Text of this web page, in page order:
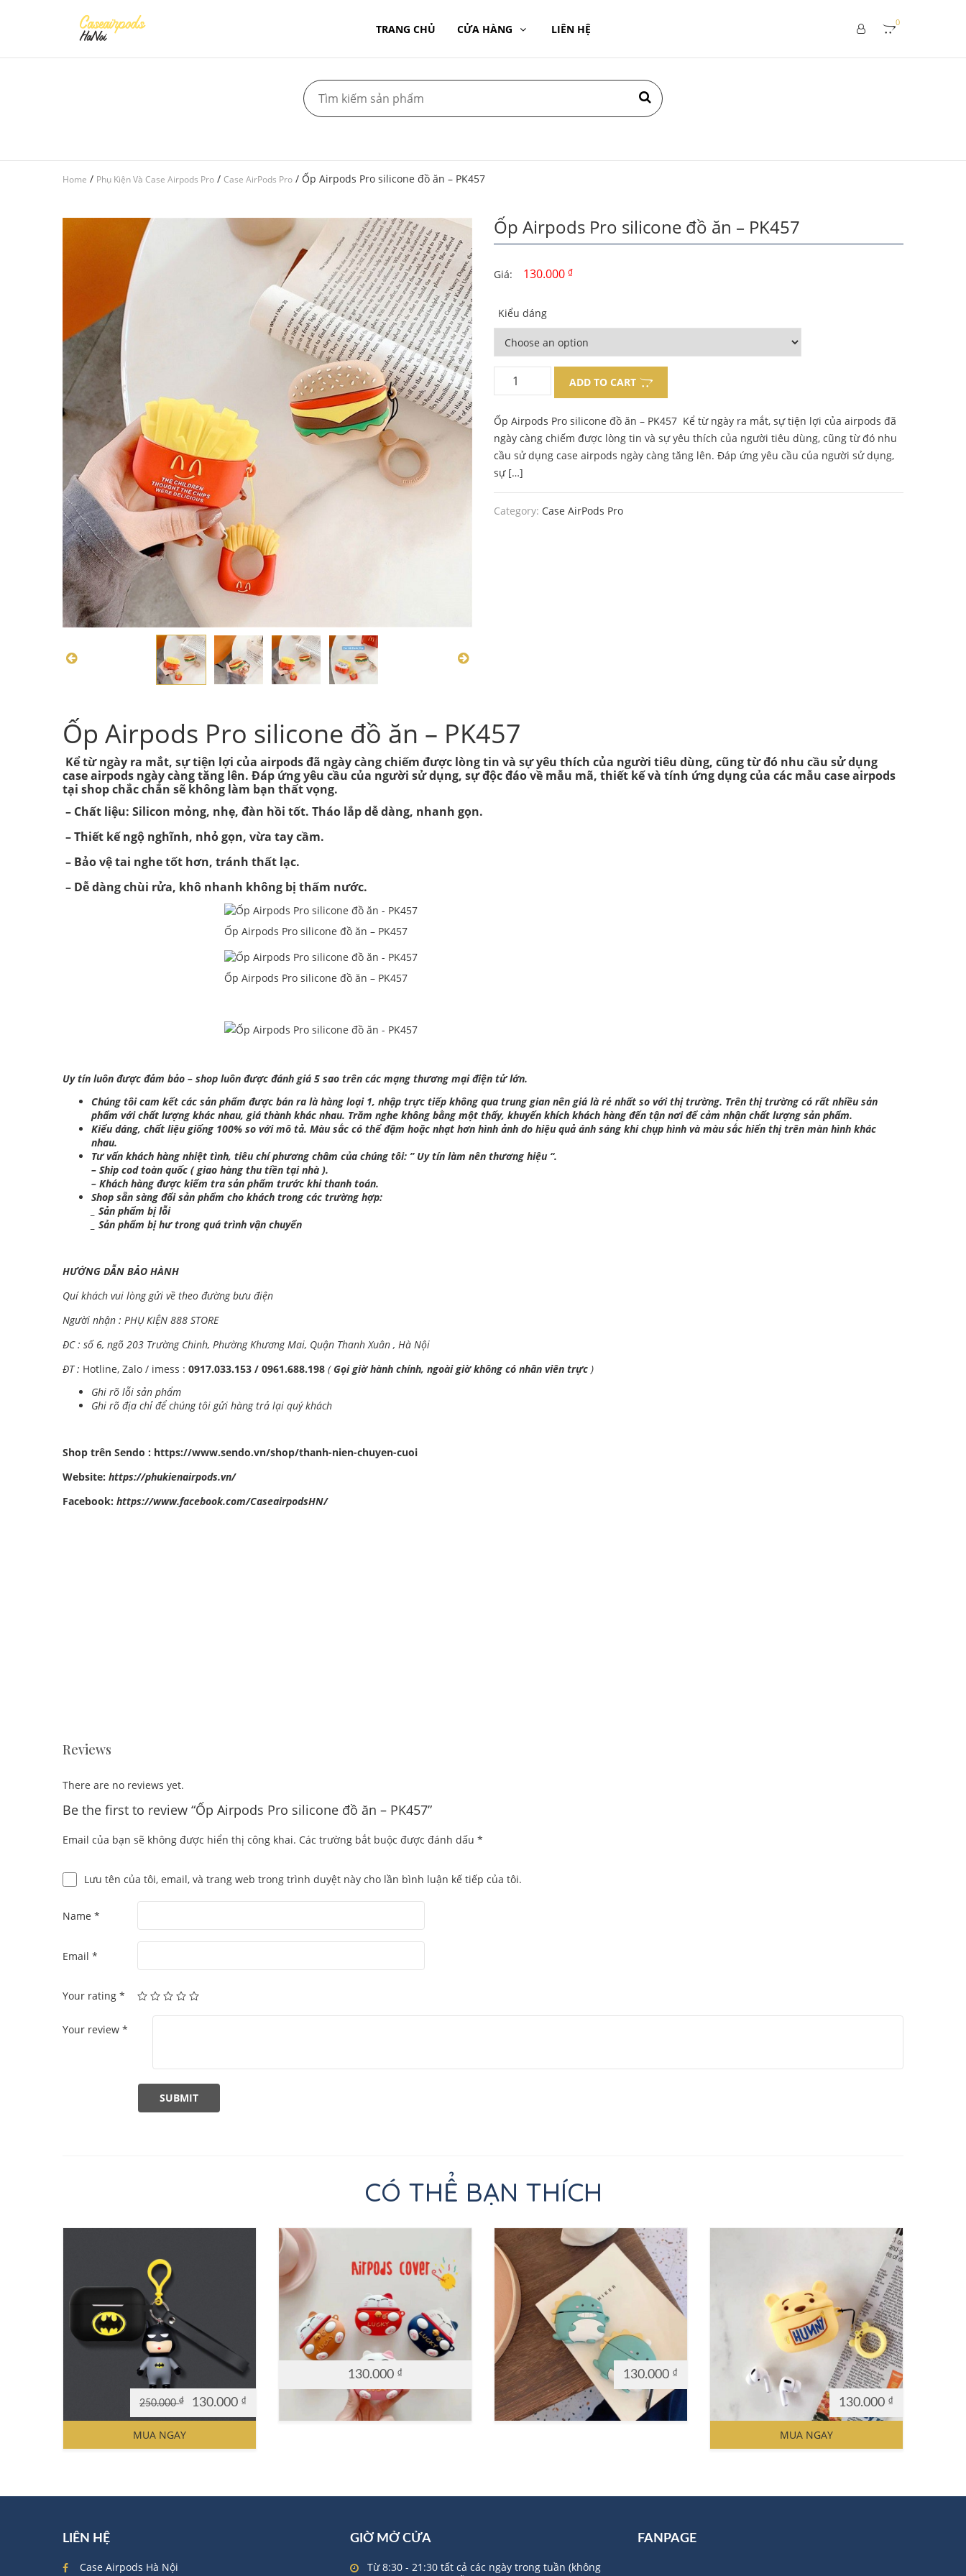
TRANG CHỦ CỬA HÀNG LIÊN HỆ 0
Home / Phụ Kiện Và Case Airpods Pro / Case AirPods Pro / Ốp Airpods Pro silicone đồ ăn – PK457
Ốp Airpods Pro silicone đồ ăn – PK457
Giá: 130.000 ₫
Kiểu dáng
ADD TO CART
Ốp Airpods Pro silicone đồ ăn – PK457 Kể từ ngày ra mắt, sự tiện lợi của airpods đã
ngày càng chiếm được lòng tin và sự yêu thích của người tiêu dùng, cũng từ đó nhu
cầu sử dụng case airpods ngày càng tăng lên. Đáp ứng yêu cầu của người sử dụng,
sự […]
Category: Case AirPods Pro
Ốp Airpods Pro silicone đồ ăn – PK457
Kể từ ngày ra mắt, sự tiện lợi của airpods đã ngày càng chiếm được lòng tin và sự yêu thích của người tiêu dùng, cũng từ đó nhu cầu sử dụng
case airpods ngày càng tăng lên. Đáp ứng yêu cầu của người sử dụng, sự độc đáo về mẫu mã, thiết kế và tính ứng dụng của các mẫu case airpods
tại shop chắc chắn sẽ không làm bạn thất vọng.
– Chất liệu: Silicon mỏng, nhẹ, đàn hồi tốt. Tháo lắp dễ dàng, nhanh gọn.
– Thiết kế ngộ nghĩnh, nhỏ gọn, vừa tay cầm.
– Bảo vệ tai nghe tốt hơn, tránh thất lạc.
– Dễ dàng chùi rửa, khô nhanh không bị thấm nước.
Ốp Airpods Pro silicone đồ ăn – PK457
Ốp Airpods Pro silicone đồ ăn – PK457
Uy tín luôn được đảm bảo – shop luôn được đánh giá 5 sao trên các mạng thương mại điện tử lớn.
Chúng tôi cam kết các sản phẩm được bán ra là hàng loại 1, nhập trực tiếp không qua trung gian nên giá là rẻ nhất so với thị trường. Trên thị trường có rất nhiều sản
phẩm với chất lượng khác nhau, giá thành khác nhau. Trăm nghe không bằng một thấy, khuyến khích khách hàng đến tận nơi để cảm nhận chất lượng sản phẩm.
Kiểu dáng, chất liệu giống 100% so với mô tả. Màu sắc có thể đậm hoặc nhạt hơn hình ảnh do hiệu quả ánh sáng khi chụp hình và màu sắc hiển thị trên màn hình khác
nhau.
Tư vấn khách hàng nhiệt tình, tiêu chí phương châm của chúng tôi: ” Uy tín làm nên thương hiệu “.
– Ship cod toàn quốc ( giao hàng thu tiền tại nhà ).
– Khách hàng được kiểm tra sản phẩm trước khi thanh toán.
Shop sẵn sàng đổi sản phẩm cho khách trong các trường hợp:
_ Sản phẩm bị lỗi
_ Sản phẩm bị hư trong quá trình vận chuyển
HƯỚNG DẪN BẢO HÀNH
Quí khách vui lòng gửi về theo đường bưu điện
Người nhận : PHỤ KIỆN 888 STORE
ĐC : số 6, ngõ 203 Trường Chinh, Phường Khương Mai, Quận Thanh Xuân , Hà Nội
ĐT : Hotline, Zalo / imess : 0917.033.153 / 0961.688.198 ( Gọi giờ hành chính, ngoài giờ không có nhân viên trực )
Ghi rõ lỗi sản phẩm
Ghi rõ địa chỉ để chúng tôi gửi hàng trả lại quý khách
Shop trên Sendo : https://www.sendo.vn/shop/thanh-nien-chuyen-cuoi
Website: https://phukienairpods.vn/
Facebook: https://www.facebook.com/CaseairpodsHN/
Reviews
There are no reviews yet.
Be the first to review “Ốp Airpods Pro silicone đồ ăn – PK457”
Email của bạn sẽ không được hiển thị công khai. Các trường bắt buộc được đánh dấu *
Lưu tên của tôi, email, và trang web trong trình duyệt này cho lần bình luận kế tiếp của tôi.
Name *
Email *
Your rating *
Your review *
CÓ THỂ BẠN THÍCH
250.000₫
Original
price
was:
130.000 ₫
Current
price
is:
MUA NGAY
130.000 ₫ 130.000 ₫
130.000 ₫
MUA NGAY
LIÊN HỆ
Case Airpods Hà Nội
GIỜ MỞ CỬA
Từ 8:30 - 21:30 tất cả các ngày trong tuần (không
FANPAGE